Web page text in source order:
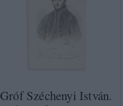
Gróf Széchenyi István.